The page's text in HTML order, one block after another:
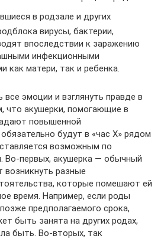
в родзале и других
вирусы, бактерии,
впоследствии к заражению
инфекционными
как матери, так и ребенка.
эмоции и взглянуть правде в
что акушерки, помогающие в
повышенной
будут в «час X» рядом
возможным по
Во-первых, акушерка — обычный
возникнуть разные
которые помешают ей
время. Например, если роды
предполагаемого срока,
быть занята на других родах,
быть. Во-вторых, так